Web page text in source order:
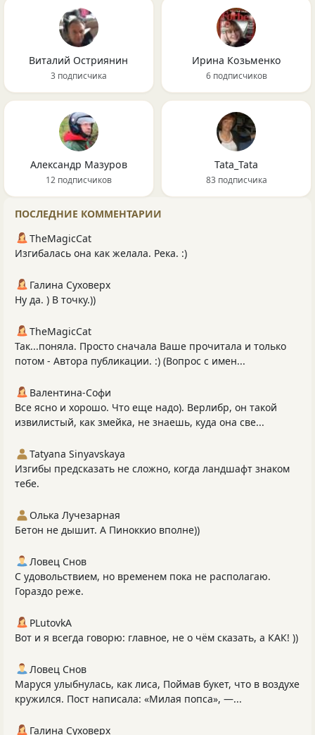
Виталий Остриянин
3 подписчика
Ирина Козьменко
6 подписчиков
Александр Мазуров
12 подписчиков
Tata_Tata
83 подписчика
ПОСЛЕДНИЕ КОММЕНТАРИИ
TheMagicCat
Изгибалась она как желала. Река. :)
Галина Суховерх
Ну да. ) В точку.))
TheMagicCat
Так...поняла. Просто сначала Ваше прочитала и только
потом - Автора публикации. :) (Вопрос с имен...
Валентина-Софи
Все ясно и хорошо. Что еще надо). Верлибр, он такой
извилистый, как змейка, не знаешь, куда она све...
Tatyana Sinyavskaya
Изгибы предсказать не сложно, когда ландшафт знаком
тебе.
Олька Лучезарная
Бетон не дышит. А Пиноккио вполне))
Ловец Снов
С удовольствием, но временем пока не располагаю.
Гораздо реже.
PLutоvkА
Вот и я всегда говорю: главное, не о чём сказать, а КАК! ))
Ловец Снов
Маруся улыбнулась, как лиса, Поймав букет, что в воздухе
кружился. Пост написала: «Милая попса», —...
Галина Суховерх